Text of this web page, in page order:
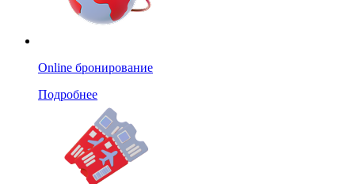
Online бронирование
Подробнее